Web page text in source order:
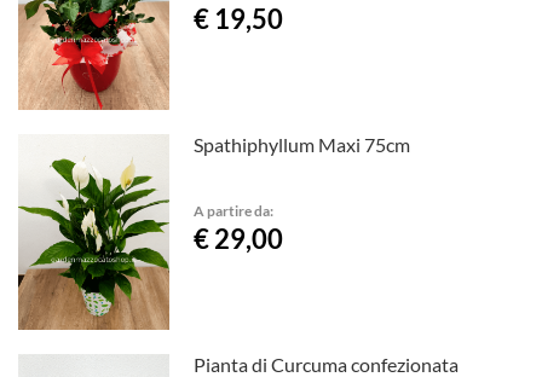
€ 19,50
Spathiphyllum Maxi 75cm
A partire da:
€ 29,00
Pianta di Curcuma confezionata